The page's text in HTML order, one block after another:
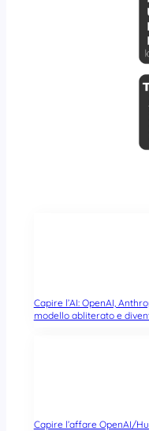
Capire l’AI: OpenAI,
modello abliterato e
Capire l’affare OpenAI/